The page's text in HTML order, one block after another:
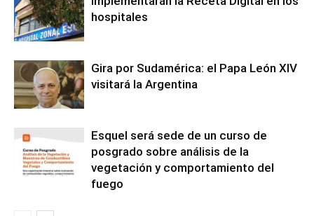
hospitales
Gira por Sudamérica: el Papa León XIV
visitará la Argentina
Esquel será sede de un curso de
posgrado sobre análisis de la
vegetación y comportamiento del
fuego